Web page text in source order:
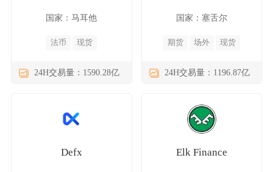
国家：马耳他
法币 现货
24H交易量：1590.28亿
国家：塞舌尔
期货 场外 现货
24H交易量：1196.87亿
Defx Elk Finance